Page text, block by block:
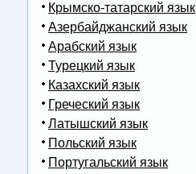
Крымско-татарский язык
Азербайджанский язык
Арабский язык
Турецкий язык
Казахский язык
Греческий язык
Латышский язык
Польский язык
Португальский язык